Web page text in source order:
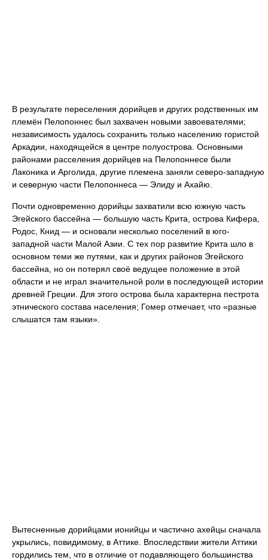
В результате переселения дорийцев и других родственных им
племён Пелопоннес был захвачен новыми завоевателями;
независимость удалось сохранить только населению гористой
Аркадии, находящейся в центре полуострова. Основными
районами расселения дорийцев на Пелопоннесе были
Лаконика и Арголида, другие племена заняли северо-западную
и северную части Пелопоннеса — Элиду и Ахайю.
Почти одновременно дорийцы захватили всю южную часть
Эгейского бассейна — большую часть Крита, острова Кифера,
Родос, Книд — и основали несколько поселений в юго-
западной части Малой Азии. С тех пор развитие Крита шло в
основном теми же путями, как и других районов Эгейского
бассейна, но он потерял своё ведущее положение в этой
области и не играл значительной роли в последующей истории
древней Греции. Для этого острова была характерна пестрота
этнического состава населения; Гомер отмечает, что «разные
слышатся там языки».
Вытесненные дорийцами ионийцы и частично ахейцы сначала
укрылись, повидимому, в Аттике. Впоследствии жители Аттики
гордились тем, что в отличие от подавляющего большинства